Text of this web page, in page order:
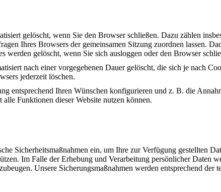
gelöscht, wenn Sie den Browser schließen. Dazu zählen
Ihres Browsers der gemeinsamen Sitzung zuordnen lassen.
werden gelöscht, wenn Sie sich ausloggen oder den Browser
nach einer vorgegebenen Dauer gelöscht, die sich je nach
jederzeit löschen.
entsprechend Ihren Wünschen konfigurieren und z. B. die
Funktionen dieser Website nutzen können.
Sicherheitsmaßnahmen ein, um Ihre zur Verfügung gestellten
Im Falle der Erhebung und Verarbeitung persönlicher Daten
Unsere Sicherungsmaßnahmen werden entsprechend